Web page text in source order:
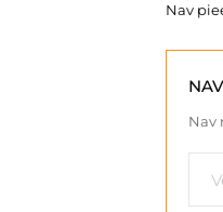
Nav
Nav